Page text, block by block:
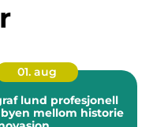
01. aug
profesjonell
mellom historie